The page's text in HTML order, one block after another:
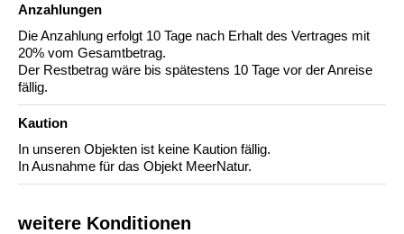
Anzahlungen
Die Anzahlung erfolgt 10 Tage nach Erhalt des Vertrages mit
20% vom Gesamtbetrag.
Der Restbetrag wäre bis spätestens 10 Tage vor der Anreise
fällig.
Kaution
In unseren Objekten ist keine Kaution fällig.
In Ausnahme für das Objekt MeerNatur.
weitere Konditionen